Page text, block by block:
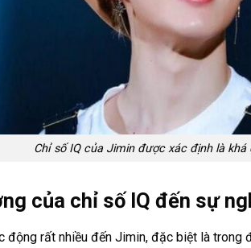
Chỉ số IQ của Jimin được xác định là khá
của chỉ số IQ đến sự
động rất nhiều đến Jimin, đặc biệt là trong